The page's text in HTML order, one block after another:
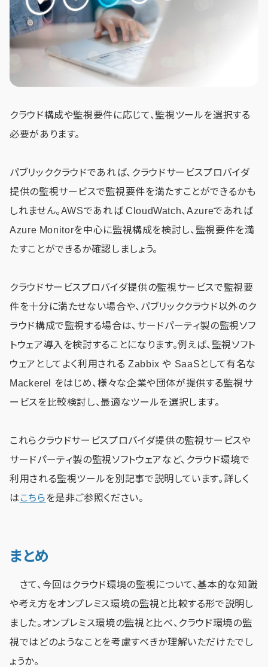
クラウド構成や監視要件に応じて、監視ツールを選択する
必要があります。
パブリッククラウドであれば、クラウドサービスプロバイダ
提供の監視サービスで監視要件を満たすことができるかも
しれません。AWSであれば CloudWatch、Azureであれば
Azure Monitorを中心に監視構成を検討し、監視要件を満
たすことができるか確認しましょう。
クラウドサービスプロバイダ提供の監視サービスで監視要
件を十分に満たせない場合や、パブリッククラウド以外のク
ラウド構成で監視する場合は、サードパーティ製の監視ソフ
トウェア導入を検討することになります。例えば、監視ソフト
ウェアとしてよく利用される Zabbix や SaaSとして有名な
Mackerel をはじめ、様々な企業や団体が提供する監視サ
ービスを比較検討し、最適なツールを選択します。
これらクラウドサービスプロバイダ提供の監視サービスや
サードパーティ製の監視ソフトウェアなど、クラウド環境で
利用される監視ツールを別記事で説明しています。詳しく
は こちらを是非ご参照ください。
まとめ
さて、今回はクラウド環境の監視について、基本的な知識
や考え方をオンプレミス環境の監視と比較する形で説明し
ました。オンプレミス環境の監視と比べ、クラウド環境の監
視ではどのようなことを考慮すべきか理解いただけたでし
ょうか。